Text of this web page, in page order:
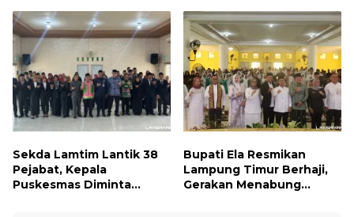
Bendera Merah Putih
Sepanjang Agustus
Profesional dan Bebas
Penyimpangan
Sekda Lamtim Lantik 38
Pejabat, Kepala
Puskesmas Diminta
Bupati Ela Resmikan
Lampung Timur Berhaji,
Gerakan Menabung